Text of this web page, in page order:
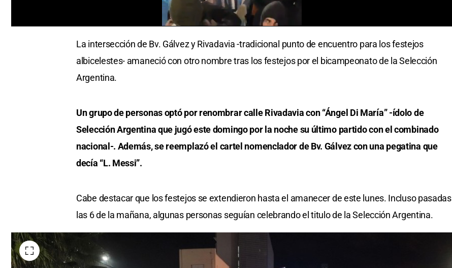
La intersección de Bv. Gálvez y Rivadavia -tradicional punto de encuentro para los festejos
albicelestes- amaneció con otro nombre tras los festejos por el bicampeonato de la Selección
Argentina.
Un grupo de personas optó por renombrar calle Rivadavia con “Ángel Di María” -ídolo de
Selección Argentina que jugó este domingo por la noche su último partido con el combinado
nacional-. Además, se reemplazó el cartel nomenclador de Bv. Gálvez con una pegatina que
decía “L. Messi”.
Cabe destacar que los festejos se extendieron hasta el amanecer de este lunes. Incluso pasadas
las 6 de la mañana, algunas personas seguían celebrando el titulo de la Selección Argentina.